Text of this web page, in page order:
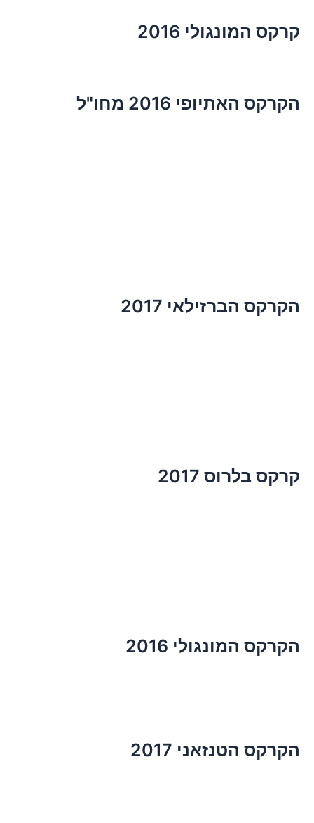
קרקס המונגולי 2016
הקרקס האתיופי 2016 מחו"ל
הקרקס הברזילאי 2017
קרקס בלרוס 2017
הקרקס המונגולי 2016
הקרקס הטנזאני 2017